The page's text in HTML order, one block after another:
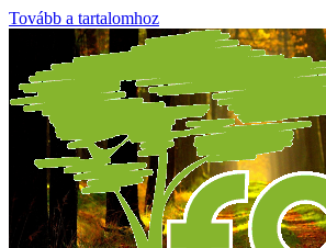
Tovább a tartalomhoz